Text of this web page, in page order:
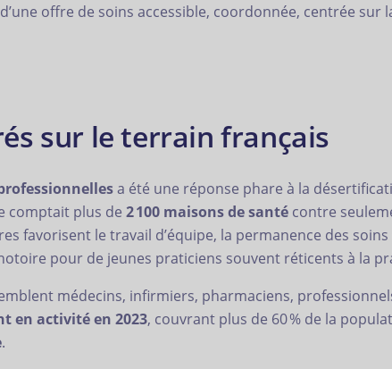
offre de soins accessible, coordonnée, centrée sur
sur le terrain français
a été une réponse phare à la
comptait plus de 2 100 maisons de santé contre
favorisent le travail d’équipe, la permanence des
pour de jeunes praticiens souvent réticents à la
médecins, infirmiers, pharmaciens,
en activité en 2023, couvrant plus de 60 % de la
.